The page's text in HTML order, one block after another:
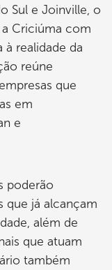
Sul e Joinville, o
Criciúma com
realidade da
reúne
que
em
e
poderão
que já alcançam
além de
que atuam
também